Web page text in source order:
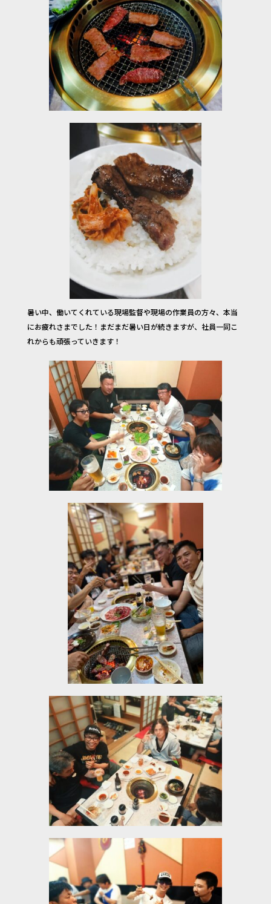
暑い中、働いてくれている現場監督や現場の作業員の方々、本当
にお疲れさまでした！まだまだ暑い日が続きますが、社員一同こ
れからも頑張っていきます！